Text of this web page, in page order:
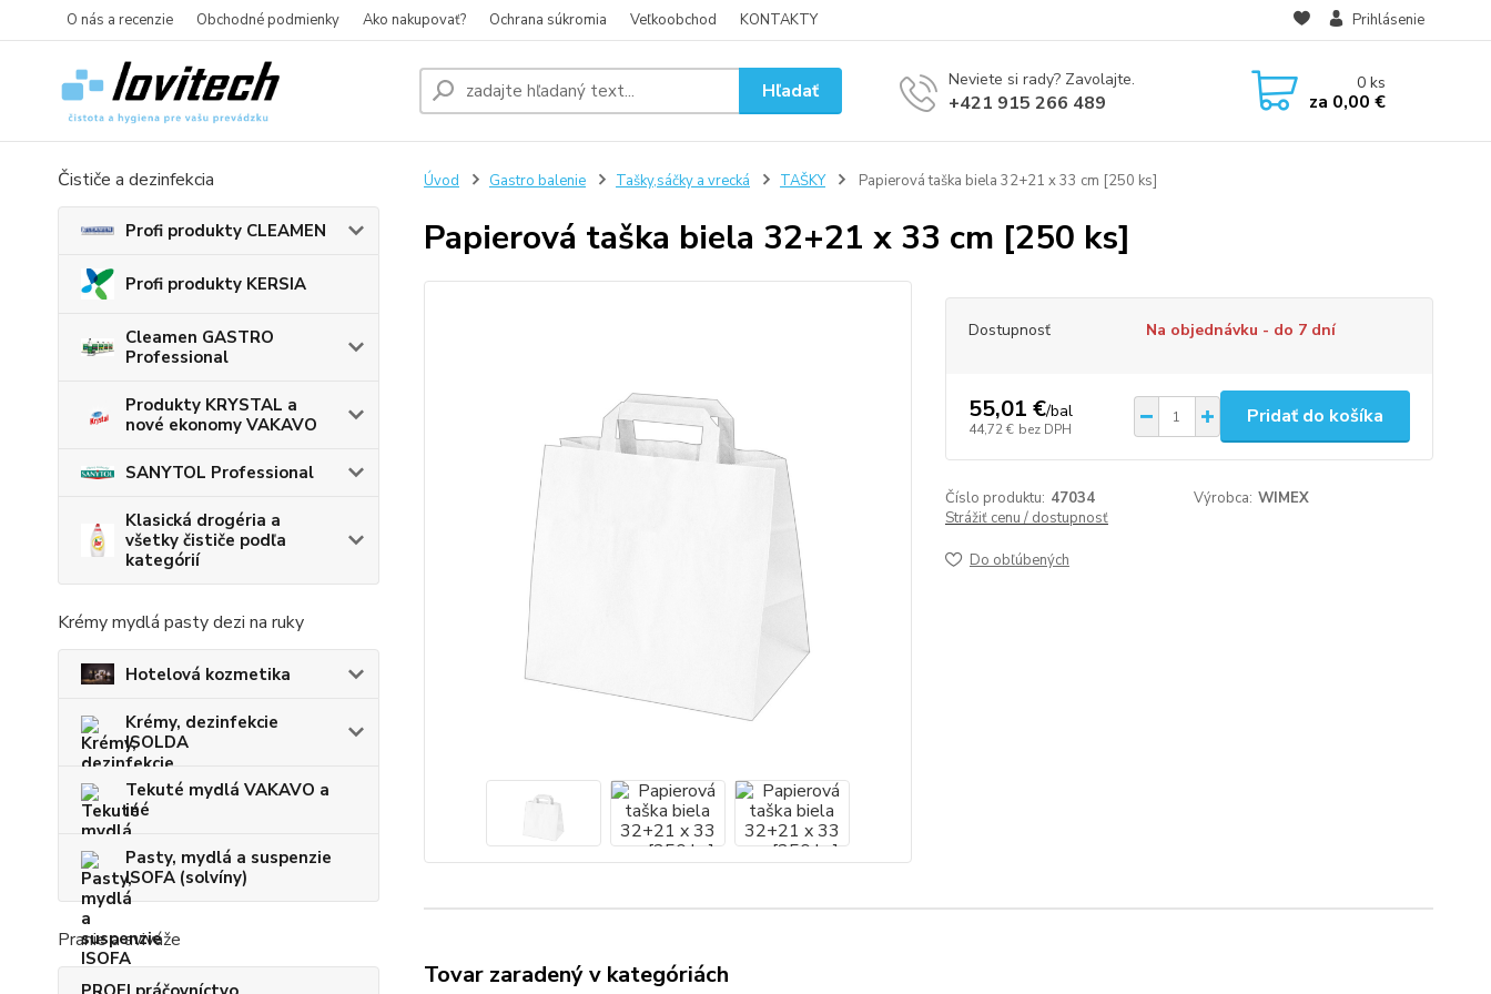
O nás a recenzie Obchodné podmienky Ako nakupovať? Ochrana súkromia Veľkoobchod KONTAKTY Prihlásenie
Hľadať Neviete si rady? Zavolajte.
+421 915 266 489
0ks
za 0,00 €
Čističe a dezinfekcia
Profi produkty CLEAMEN
Profi produkty KERSIA
Cleamen GASTRO
Professional
Produkty KRYSTAL a
nové ekonomy VAKAVO
SANYTOL Professional
Klasická drogéria a
všetky čističe podľa
kategórií
Krémy mydlá pasty dezi na ruky
Hotelová kozmetika
Krémy, dezinfekcie
ISOLDA
Tekuté mydlá VAKAVO a
iné
Pasty, mydlá a suspenzie
ISOFA (solvíny)
Pranie a aviváže
Úvod Gastro balenie Tašky,sáčky a vrecká TAŠKY Papierová taška biela 32+21 x 33 cm [250 ks]
Papierová taška biela 32+21 x 33 cm [250 ks]
Dostupnosť Na objednávku - do 7 dní
55,01 €/bal
44,72 € bez DPH
Pridať do košíka
Číslo produktu: 47034 Výrobca: WIMEX
Strážiť cenu / dostupnosť
Do obľúbených
Tovar zaradený v kategóriách